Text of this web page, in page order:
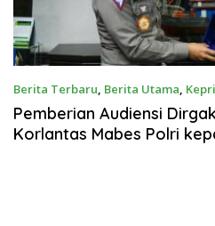
Berita Terbaru, Berita Utama, Kepri
Pemberian Audiensi
Korlantas Mabes Polri